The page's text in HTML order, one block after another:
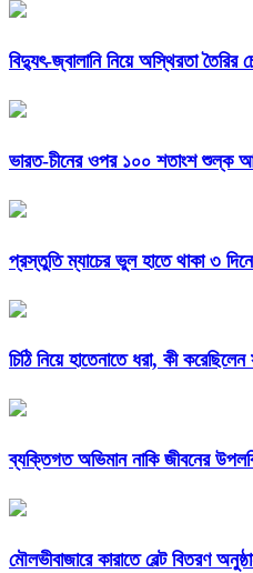
বিদ্যুৎ-জ্বালানি নিয়ে অস্থিরতা তৈরির
ভারত-চীনের ওপর ১০০ শতাংশ শুল্ক
প্রস্তুতি ম্যাচের ভুল হাতে থাকা ৩ দিনে
চিঠি নিয়ে হাতেনাতে ধরা, কী
ব্যক্তিগত অভিমান নাকি জীবনের
মৌলভীবাজারে কারাতে বেল্ট বিতরণ